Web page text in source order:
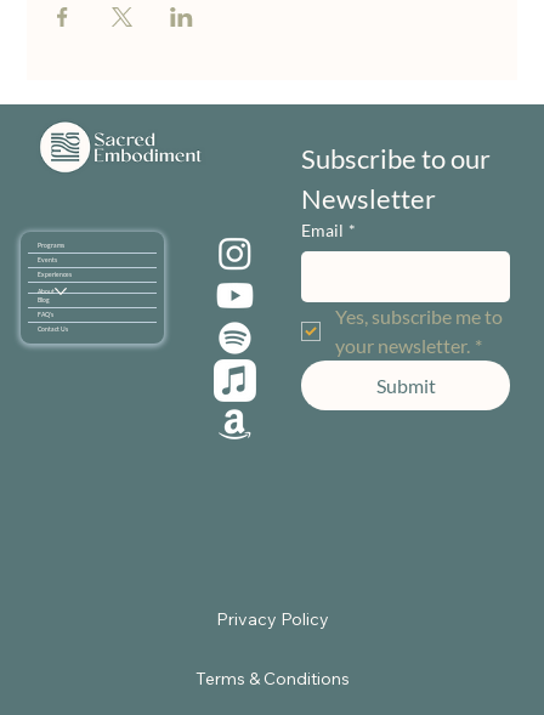
Programs
Events
Experiences
About
Blog
FAQ's
Contact Us
Subscribe to our
Newsletter
Email *
Yes, subscribe me to
your newsletter. *
Submit
Terms & Conditions